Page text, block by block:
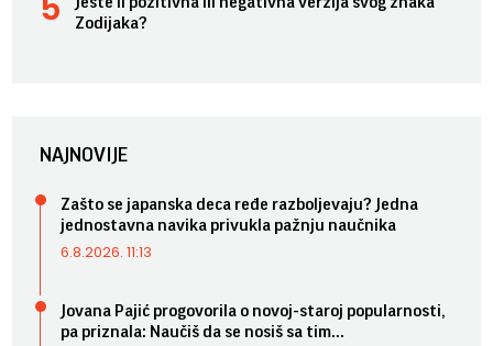
Zodijaka?
NAJNOVIJE
Zašto se japanska deca ređe razboljevaju? Jedna
jednostavna navika privukla pažnju naučnika
6.8.2026. 11:13
Jovana Pajić progovorila o novoj-staroj popularnosti,
pa priznala: Naučiš da se nosiš sa tim...